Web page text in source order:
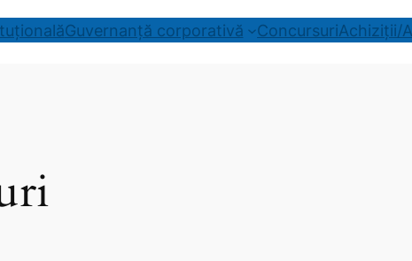
Guvernanță corporativă ConcursuriAchiziții/